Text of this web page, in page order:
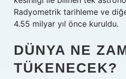
Radyometrik tarihleme ve
4.55 milyar yıl önce kuruldu.
DÜNYA NE
TÜKENECEK?